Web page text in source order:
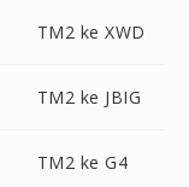
TM2 ke XWD
TM2 ke JBIG
TM2 ke G4